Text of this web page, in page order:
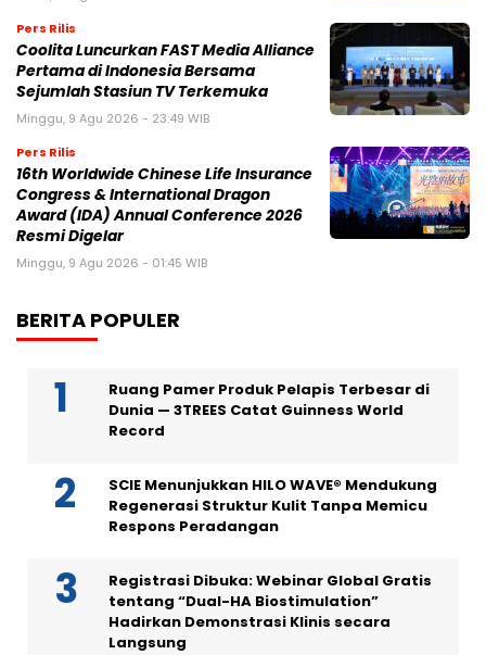
Pers Rilis
Coolita Luncurkan FAST Media Alliance
Pertama di Indonesia Bersama
Sejumlah Stasiun TV Terkemuka
Minggu, 9 Agu 2026 - 23:49 WIB
Pers Rilis
16th Worldwide Chinese Life Insurance
Congress & International Dragon
Award (IDA) Annual Conference 2026
Resmi Digelar
Minggu, 9 Agu 2026 - 01:45 WIB
BERITA POPULER
Ruang Pamer Produk Pelapis Terbesar di
Dunia — 3TREES Catat Guinness World
Record
SCIE Menunjukkan HILO WAVE® Mendukung
Regenerasi Struktur Kulit Tanpa Memicu
Respons Peradangan
Registrasi Dibuka: Webinar Global Gratis
tentang “Dual-HA Biostimulation”
Hadirkan Demonstrasi Klinis secara
Langsung